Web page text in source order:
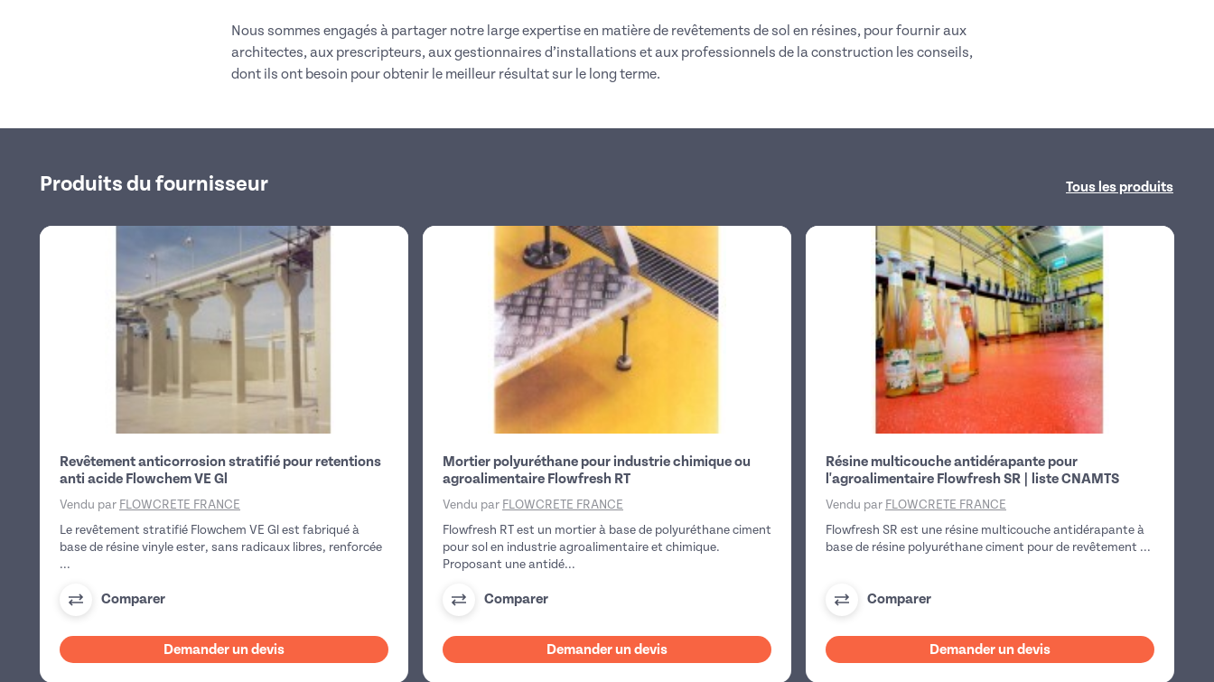
Nous sommes engagés à partager notre large expertise en matière de revêtements de sol en résines, pour fournir aux
architectes, aux prescripteurs, aux gestionnaires d’installations et aux professionnels de la construction les conseils,
dont ils ont besoin pour obtenir le meilleur résultat sur le long terme.
Produits du fournisseur
Revêtement anticorrosion stratifié pour retentions
anti acide Flowchem VE Gl
Vendu par FLOWCRETE FRANCE
Le revêtement stratifié Flowchem VE Gl est fabriqué à
base de résine vinyle ester, sans radicaux libres, renforcée
...
Comparer
Demander un devis
Mortier polyuréthane pour industrie chimique ou
agroalimentaire Flowfresh RT
Vendu par FLOWCRETE FRANCE
Flowfresh RT est un mortier à base de polyuréthane ciment
pour sol en industrie agroalimentaire et chimique.
Proposant une antidé...
Comparer
Demander un devis
Résine multicouche antidérapante pour
l'agroalimentaire Flowfresh SR | liste CNAMTS
Vendu par FLOWCRETE FRANCE
Flowfresh SR est une résine multicouche antidérapante à
base de résine polyuréthane ciment pour de revêtement ...
Comparer
Demander un devis
Tous les produits